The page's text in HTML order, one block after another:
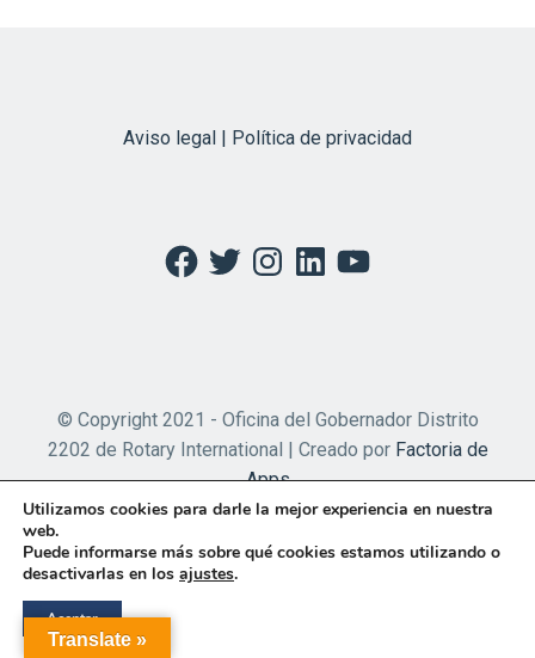
Aviso legal | Política de privacidad
Facebook
TwitterInstagramLinkedInYouTube
© Copyright 2021 - Oficina del Gobernador Distrito
2202 de Rotary International | Creado por Factoria de
Apps
Translate »
Utilizamos cookies para darle la mejor experiencia en nuestra
web.
Puede informarse más sobre qué cookies estamos utilizando o
desactivarlas en los ajustes.
Aceptar